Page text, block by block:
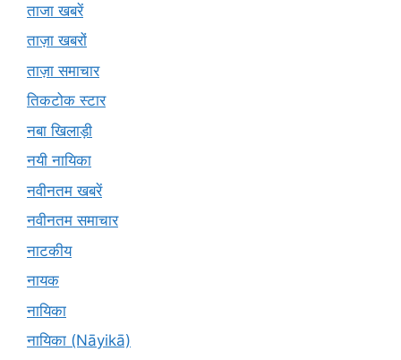
ताजा खबरें
ताज़ा खबरों
ताज़ा समाचार
तिकटोक स्टार
नबा खिलाड़ी
नयी नायिका
नवीनतम खबरें
नवीनतम समाचार
नाटकीय
नायक
नायिका
नायिका (Nāyikā)